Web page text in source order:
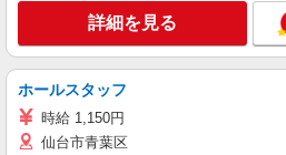
詳細を見る
ホールスタッフ
時給 1,150円
仙台市青葉区